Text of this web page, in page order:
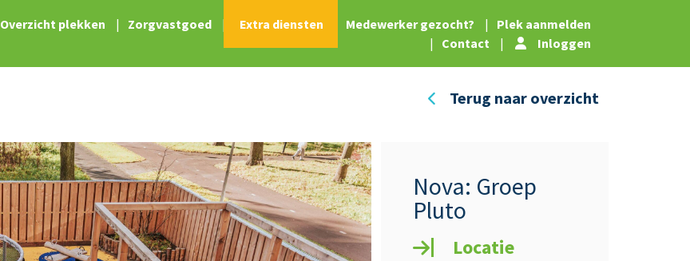
Overzicht plekken | Zorgvastgoed | Extra diensten Medewerker gezocht? |
Plek aanmelden
|
Contact | Inloggen
Terug naar overzicht
Nova: Groep
Pluto
Locatie